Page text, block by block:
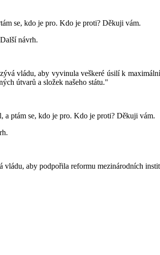
se, kdo je pro. Kdo je proti? Děkuji vám.
návrh.
vládu, aby vyvinula veškeré úsilí k
útvarů a složek našeho státu."
a ptám se, kdo je pro. Kdo je proti? Děkuji vám.
vládu, aby podpořila reformu mezinárodních